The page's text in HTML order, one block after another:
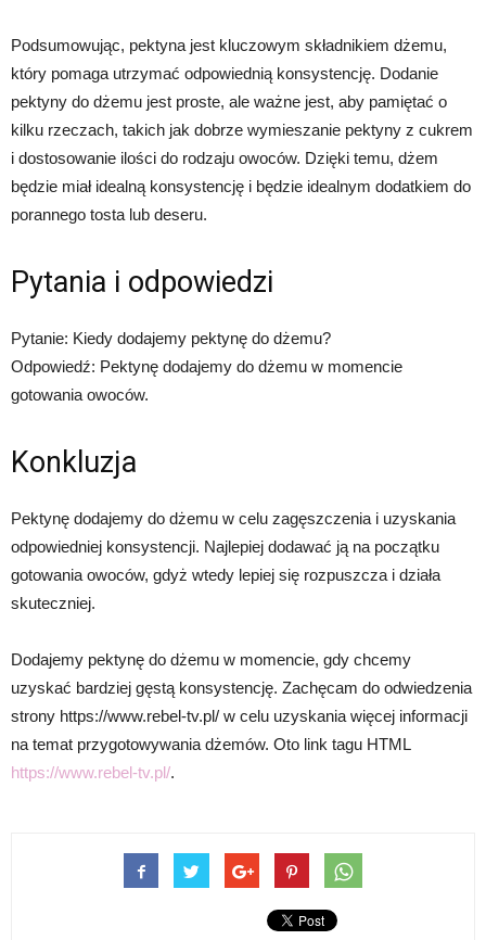
Podsumowując, pektyna jest kluczowym składnikiem dżemu,
który pomaga utrzymać odpowiednią konsystencję. Dodanie
pektyny do dżemu jest proste, ale ważne jest, aby pamiętać o
kilku rzeczach, takich jak dobrze wymieszanie pektyny z cukrem
i dostosowanie ilości do rodzaju owoców. Dzięki temu, dżem
będzie miał idealną konsystencję i będzie idealnym dodatkiem do
porannego tosta lub deseru.
Pytania i odpowiedzi
Pytanie: Kiedy dodajemy pektynę do dżemu?
Odpowiedź: Pektynę dodajemy do dżemu w momencie
gotowania owoców.
Konkluzja
Pektynę dodajemy do dżemu w celu zagęszczenia i uzyskania
odpowiedniej konsystencji. Najlepiej dodawać ją na początku
gotowania owoców, gdyż wtedy lepiej się rozpuszcza i działa
skuteczniej.
Dodajemy pektynę do dżemu w momencie, gdy chcemy
uzyskać bardziej gęstą konsystencję. Zachęcam do odwiedzenia
strony https://www.rebel-tv.pl/ w celu uzyskania więcej informacji
na temat przygotowywania dżemów. Oto link tagu HTML
https://www.rebel-tv.pl/.